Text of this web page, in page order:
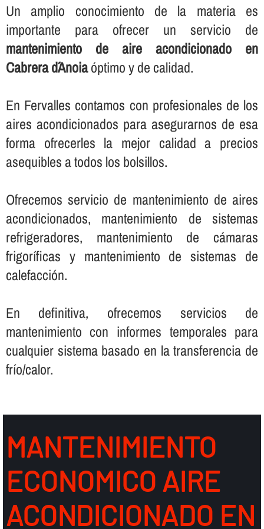
Un amplio conocimiento de la materia es
importante para ofrecer un servicio de
mantenimiento de aire acondicionado en
Cabrera d´Anoiaóptimo y de calidad.
En Fervalles contamos con profesionales de los
aires acondicionados para asegurarnos de esa
forma ofrecerles la mejor calidad a precios
asequibles a todos los bolsillos.
Ofrecemos servicio de mantenimiento de aires
acondicionados, mantenimiento de sistemas
refrigeradores, mantenimiento de cámaras
frigorí­ficas y mantenimiento de sistemas de
calefacción.
En definitiva, ofrecemos servicios de
mantenimiento con informes temporales para
cualquier sistema basado en la transferencia de
frí­o/calor.
MANTENIMIENTO
ECONOMICO AIRE
ACONDICIONADO EN